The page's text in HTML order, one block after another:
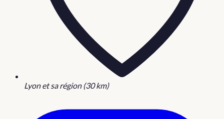
Lyon et sa région (30 km)